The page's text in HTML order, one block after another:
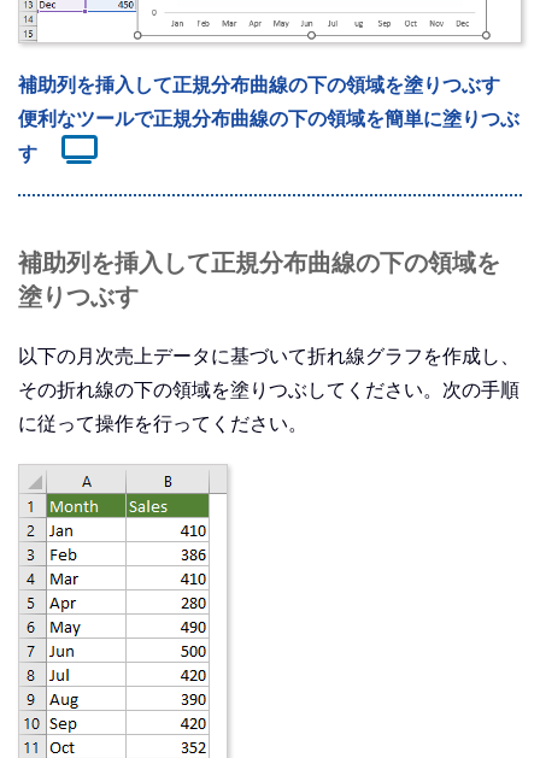
補助列を挿入して正規分布曲線の下の領域を塗りつぶす
便利なツールで正規分布曲線の下の領域を簡単に塗りつぶ
す
補助列を挿入して正規分布曲線の下の領域を
塗りつぶす
以下の月次売上データに基づいて折れ線グラフを作成し、
その折れ線の下の領域を塗りつぶしてください。次の手順
に従って操作を行ってください。